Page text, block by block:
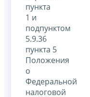
пункта
1 и
подпунктом
5.9.36
пункта 5
Положения
о
Федеральной
налоговой